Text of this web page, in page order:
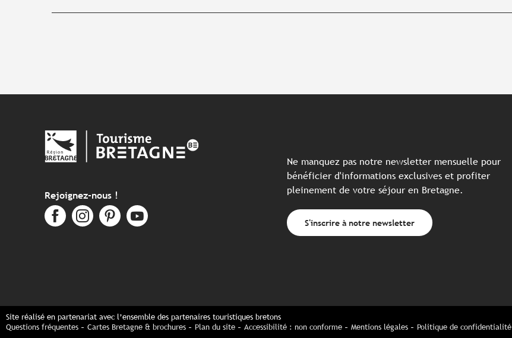
Rejoignez-nous !
Ne manquez pas notre newsletter mensuelle pour
bénéficier d'informations exclusives et profiter
pleinement de votre séjour en Bretagne.
S'inscrire à notre newsletter
Site réalisé en partenariat avec l’ensemble des partenaires touristiques bretons
Questions fréquentes
Cartes Bretagne & brochures Plan du site Accessibilité : non conforme Mentions légales Politique de confidentialité